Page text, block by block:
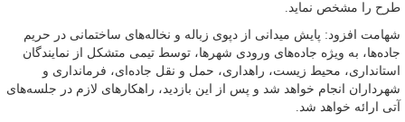
طرح را مشخص نماید.
شهامت افزود: پایش میدانی از دپوی زباله و نخاله‌های ساختمانی در حریم
جاده‌ها، به ویژه جاده‌های ورودی شهرها، توسط تیمی متشکل از نمایندگان
استانداری، محیط زیست، راهداری، حمل و نقل جاده‌ای، فرمانداری و
شهرداران انجام خواهد شد و پس از این بازدید، راهکارهای لازم در جلسه‌های
آتی ارائه خواهد شد.